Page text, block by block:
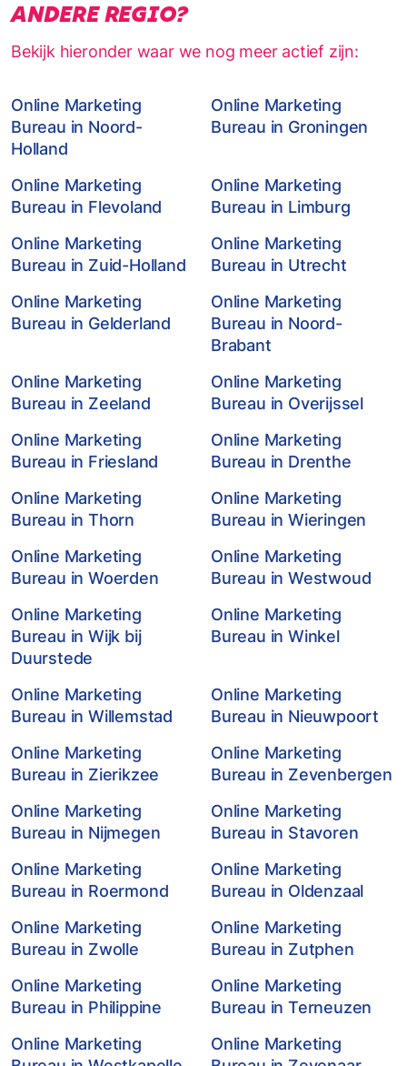
ANDERE REGIO?
Bekijk hieronder waar we nog meer actief zijn:
Online Marketing
Bureau in Noord-
Holland
Online Marketing
Bureau in Groningen
Online Marketing
Bureau in Flevoland
Online Marketing
Bureau in Limburg
Online Marketing
Bureau in Zuid-Holland
Online Marketing
Bureau in Utrecht
Online Marketing
Bureau in Gelderland
Online Marketing
Bureau in Noord-
Brabant
Online Marketing
Bureau in Zeeland
Online Marketing
Bureau in Overijssel
Online Marketing
Bureau in Friesland
Online Marketing
Bureau in Drenthe
Online Marketing
Bureau in Thorn
Online Marketing
Bureau in Wieringen
Online Marketing
Bureau in Woerden
Online Marketing
Bureau in Westwoud
Online Marketing
Bureau in Wijk bij
Duurstede
Online Marketing
Bureau in Winkel
Online Marketing
Bureau in Willemstad
Online Marketing
Bureau in Nieuwpoort
Online Marketing
Bureau in Zierikzee
Online Marketing
Bureau in Zevenbergen
Online Marketing
Bureau in Nijmegen
Online Marketing
Bureau in Stavoren
Online Marketing
Bureau in Roermond
Online Marketing
Bureau in Oldenzaal
Online Marketing
Bureau in Zwolle
Online Marketing
Bureau in Zutphen
Online Marketing
Bureau in Philippine
Online Marketing
Bureau in Terneuzen
Online Marketing
Online Marketing